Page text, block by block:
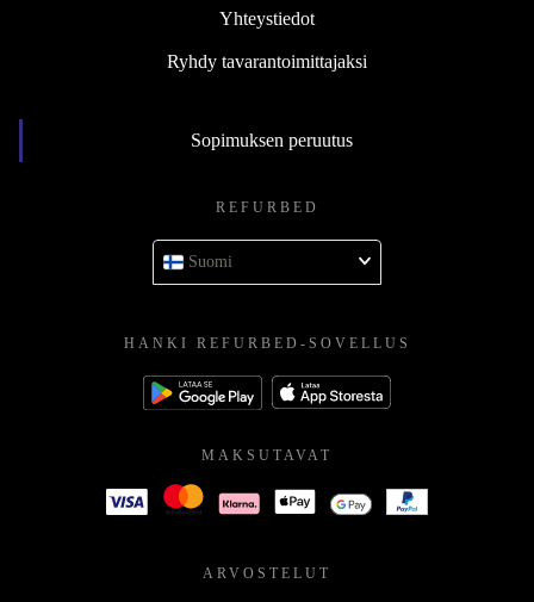
Yhteystiedot
Ryhdy tavarantoimittajaksi
Sopimuksen peruutus
REFURBED
Suomi
HANKI REFURBED-SOVELLUS
MAKSUTAVAT
ARVOSTELUT